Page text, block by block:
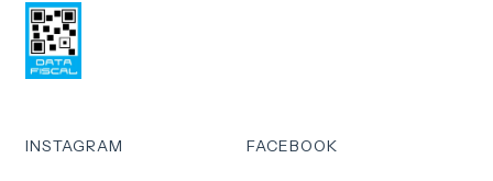
INSTAGRAM FACEBOOK